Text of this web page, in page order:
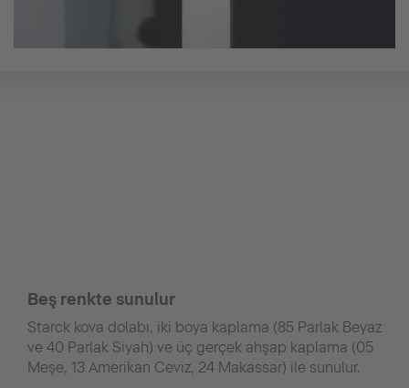
Beş renkte sunulur
Starck kova dolabı, iki boya kaplama (85 Parlak Beyaz
ve 40 Parlak Siyah) ve üç gerçek ahşap kaplama (05
Meşe, 13 Amerikan Ceviz, 24 Makassar) ile sunulur.